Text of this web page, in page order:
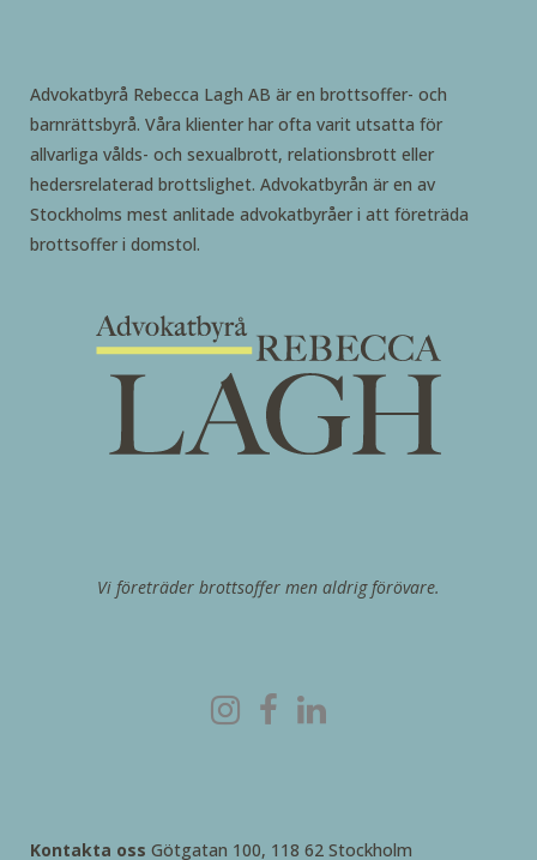
Advokatbyrå Rebecca Lagh AB är en brottsoffer- och
barnrättsbyrå. Våra klienter har ofta varit utsatta för
allvarliga vålds- och sexualbrott, relationsbrott eller
hedersrelaterad brottslighet. Advokatbyrån är en av
Stockholms mest anlitade advokatbyråer i att företräda
brottsoffer i domstol.
Vi företräder brottsoffer men aldrig förövare.
Kontakta oss Götgatan 100, 118 62 Stockholm